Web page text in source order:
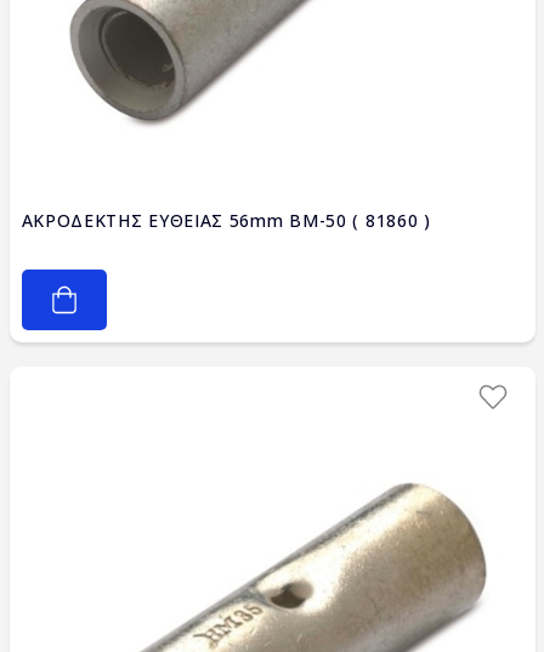
ΑΚΡΟΔΕΚΤΗΣ ΕΥΘΕΙΑΣ 56mm BM-50 ( 81860 )